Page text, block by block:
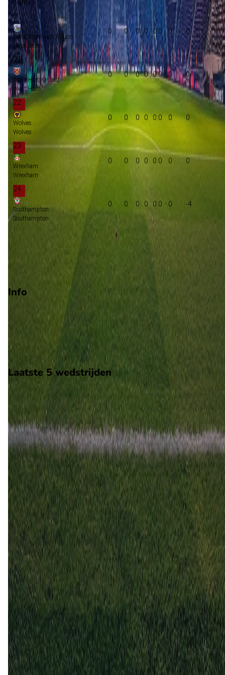
Watford
20
West Bromwich Albion
West Brom
0 0 0 0 0:0 0 0
21
West Ham United
West Ham
0 0 0 0 0:0 0 0
22
Wolves
Wolves
0 0 0 0 0:0 0 0
23
Wrexham
Wrexham
0 0 0 0 0:0 0 0
24
Southampton
Southampton
0 0 0 0 0:0 0 -4
Promotie
Play-offs promotie
Degradatie
Info
Op 22 augustus 2026 gaat Preston North End de strijd aan
Wolves. De wedstrijd wordt afgetrapt om 14:00 en wordt
gespeeld in de Championship.
Stadion: Deepdale
Scheidsrechter: Onbekend
Laatste 5 wedstrijden
H2H
Preston North End
Wolves
23 aug
2022
Wolves
Preston North End
2 1
17 feb2018
Preston North End
Wolves
11
21 okt 2017
Wolves
Preston North End
3 2
7 mei 2017
Wolves
Preston North End
1 0
19 nov 2016
Preston North End